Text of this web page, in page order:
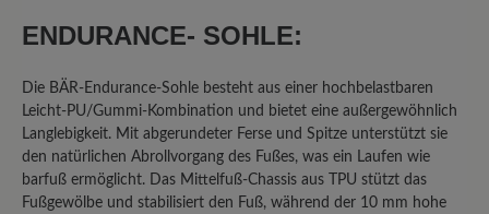
rutschige Sohle. Im Winter auf Eis -
Gummisohle noch an Haftung hat, fehlt
hier vollends! Ich habe im Auto -
austattungsbedingt - eine
Metallpedalerie; auch hier ist mit dem
Sohlenmix, wenn er denn einmal feucht
ENDURANCE- SOHLE:
Die BÄR-Endurance-Sohle besteht aus einer hochbelastbaren
Leicht-PU/Gummi-Kombination und bietet eine außergewöhnlich
Langlebigkeit. Mit abgerundeter Ferse und Spitze unterstützt sie
den natürlichen Abrollvorgang des Fußes, was ein Laufen wie
barfuß ermöglicht. Das Mittelfuß-Chassis aus TPU stützt das
Fußgewölbe und stabilisiert den Fuß, während der 10 mm hohe